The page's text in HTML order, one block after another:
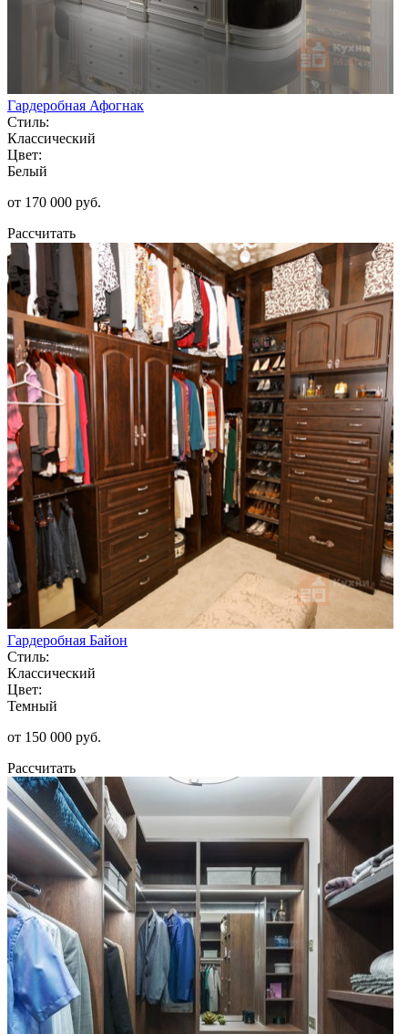
Гардеробная Афогнак
Стиль:
Классический
Цвет:
Белый
от 170 000 руб.
Рассчитать
Гардеробная Байон
Стиль:
Классический
Цвет:
Темный
от 150 000 руб.
Рассчитать